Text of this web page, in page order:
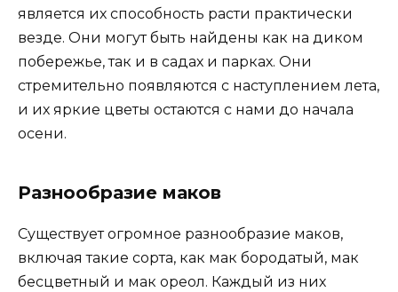
является их способность расти практически
везде. Они могут быть найдены как на диком
побережье, так и в садах и парках. Они
стремительно появляются с наступлением лета,
и их яркие цветы остаются с нами до начала
осени.
Разнообразие маков
Существует огромное разнообразие маков,
включая такие сорта, как мак бородатый, мак
бесцветный и мак ореол. Каждый из них